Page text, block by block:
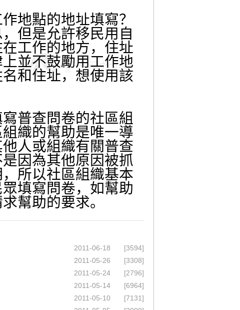
地點的地址填寫？
但是允許移民用自
工作的地方，住址
並不鼓勵用工作地
和住址，想使用該
普查問卷的社區組
織的幫助是唯一導
人或組織有關普查
因為其他原因被抓
所以社區組織基本
填寫問卷，如幫助
幫助的要求。
2011-06-18
[3594]
2011-05-26
[3308]
2011-05-24
[2796]
2011-05-14
[6964]
2011-05-10
[7131]